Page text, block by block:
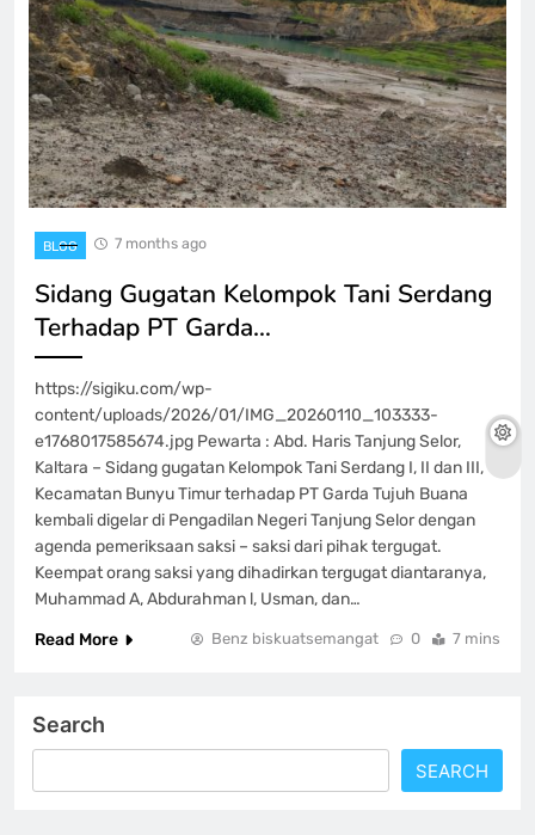
BLOG 7 months ago
Sidang Gugatan Kelompok Tani Serdang
Terhadap PT Garda…
https://sigiku.com/wp-
content/uploads/2026/01/IMG_20260110_103333-
e1768017585674.jpg Pewarta : Abd. Haris Tanjung Selor,
Kaltara – Sidang gugatan Kelompok Tani Serdang I, II dan III,
Kecamatan Bunyu Timur terhadap PT Garda Tujuh Buana
kembali digelar di Pengadilan Negeri Tanjung Selor dengan
agenda pemeriksaan saksi – saksi dari pihak tergugat.
Keempat orang saksi yang dihadirkan tergugat diantaranya,
Muhammad A, Abdurahman l, Usman, dan…
Read More
Benz biskuatsemangat 0 7 mins
Search
SEARCH